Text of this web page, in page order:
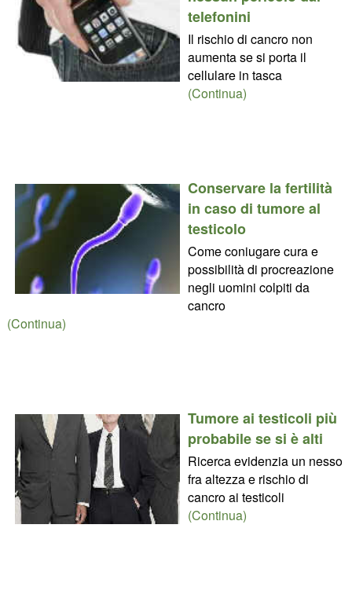
telefonini
Il rischio di cancro non
aumenta se si porta il
cellulare in tasca
(Continua)
Conservare la fertilità
in caso di tumore al
testicolo
Come coniugare cura e
possibilità di procreazione
negli uomini colpiti da
cancro
(Continua)
Tumore ai testicoli più
probabile se si è alti
Ricerca evidenzia un nesso
fra altezza e rischio di
cancro ai testicoli
(Continua)